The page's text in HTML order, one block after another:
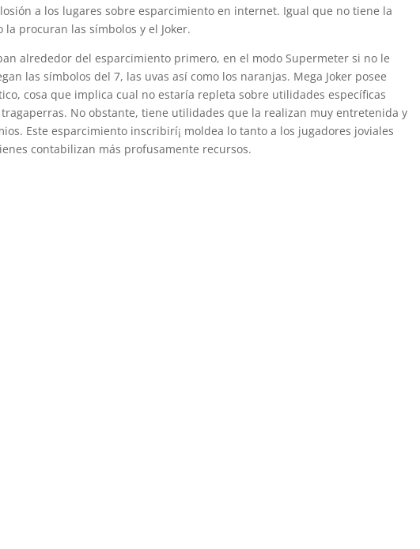
a los lugares sobre esparcimiento en internet. Igual que no tiene la
procuran las símbolos y el Joker.
alrededor del esparcimiento primero, en el modo Supermeter si no le
las símbolos del 7, las uvas así­ como los naranjas. Mega Joker posee
cosa que implica cual no estaría repleta sobre utilidades específicas
No obstante, tiene utilidades que la realizan muy entretenida y
Este esparcimiento inscribirí¡ moldea lo tanto a los jugadores joviales
contabilizan más profusamente recursos.